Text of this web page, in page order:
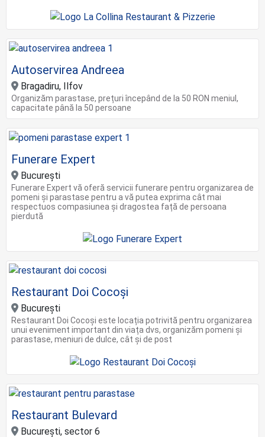
Autoservirea Andreea
Bragadiru, Ilfov
Organizăm parastase, prețuri începând de la 50 RON meniul,
capacitate până la 50 persoane
Funerare Expert
Bucureşti
Funerare Expert vă oferă servicii funerare pentru organizarea de
pomeni și parastase pentru a vă putea exprima cât mai
respectuos compasiunea și dragostea față de persoana
pierdută
Restaurant Doi Cocoși
Bucureşti
Restaurant Doi Cocoși este locația potrivită pentru organizarea
unui eveniment important din viața dvs, organizăm pomeni și
parastase, meniuri de dulce, cât și de post
Restaurant Bulevard
Bucureşti, sector 6